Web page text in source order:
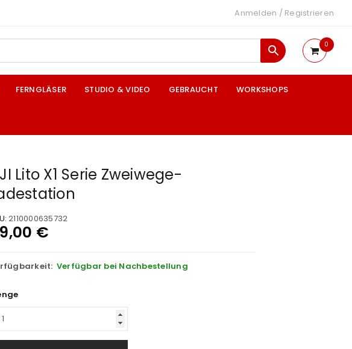
Anmelden / Registrieren
0
FERNGLÄSER STUDIO & VIDEO GEBRAUCHT WORKSHOPS
Lito X1 Serie Zweiwege-
2110000635732
€
Verfügbar bei Nachbestellung